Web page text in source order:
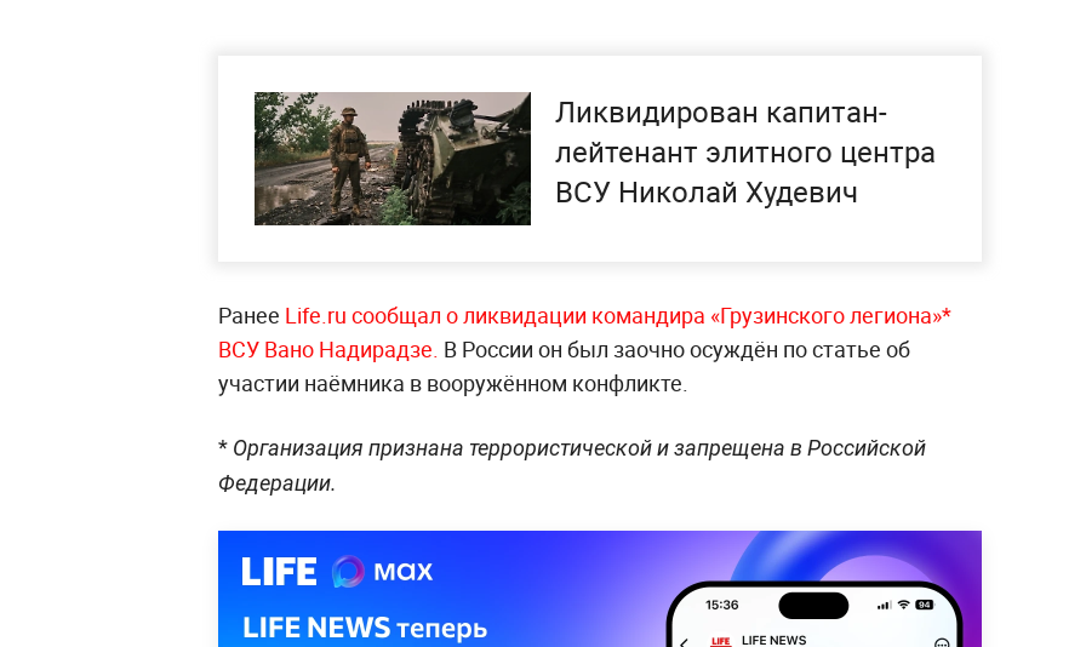
Ликвидирован капитан-
лейтенант элитного центра
ВСУ Николай Худевич
Ранее Life.ru сообщал о ликвидации командира «Грузинского легиона»*
ВСУ Вано Надирадзе. В России он был заочно осуждён по статье об
участии наёмника в вооружённом конфликте.
* Организация признана террористической и запрещена в Российской
Федерации.